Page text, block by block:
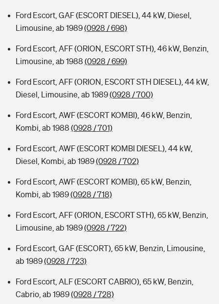
Ford Escort, GAF (ESCORT DIESEL), 44 kW, Diesel,
Limousine, ab 1989(0928 / 698)
Ford Escort, AFF (ORION, ESCORT STH), 46 kW, Benzin,
Limousine, ab 1988 (0928 / 699)
Ford Escort, AFF (ORION, ESCORT STH DIESEL), 44 kW,
Diesel, Limousine, ab 1989(0928 / 700)
Ford Escort, AWF (ESCORT KOMBI), 46 kW, Benzin,
Kombi, ab 1988 (0928 / 701)
Ford Escort, AWF (ESCORT KOMBI DIESEL), 44 kW,
Diesel, Kombi, ab 1989(0928 / 702)
Ford Escort, AWF (ESCORT KOMBI), 65 kW, Benzin,
Kombi, ab 1989(0928 / 718)
Ford Escort, AFF (ORION, ESCORT STH), 65 kW, Benzin,
Limousine, ab 1989(0928 / 722)
Ford Escort, GAF (ESCORT), 65 kW, Benzin, Limousine,
ab 1989(0928 / 723)
Ford Escort, ALF (ESCORT CABRIO), 65 kW, Benzin,
Cabrio, ab 1989(0928 / 728)